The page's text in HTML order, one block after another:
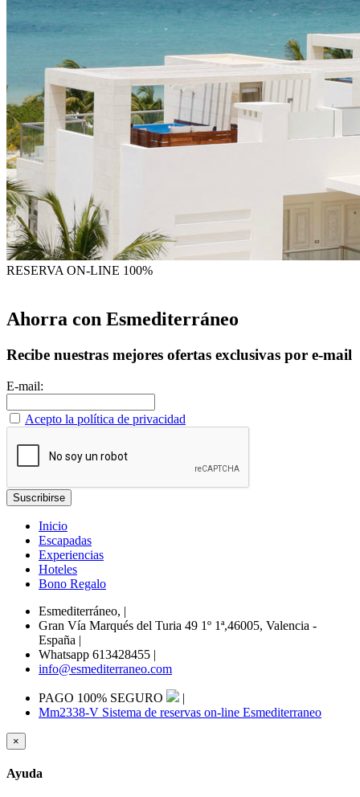
RESERVA ON-LINE 100%
Ahorra con Esmediterráneo
Recibe nuestras mejores ofertas exclusivas por e-mail
E-mail:
Acepto la política de privacidad
Inicio
Escapadas
Experiencias
Hoteles
Bono Regalo
Esmediterráneo, |
Gran Vía Marqués del Turia 49 1º 1ª,46005, Valencia -
España |
Whatsapp 613428455 |
info@esmediterraneo.com
PAGO 100% SEGURO
|
Mm2338-V Sistema de reservas on-line Esmediterraneo
×
Ayuda